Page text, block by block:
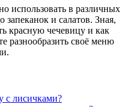
использовать в различных
и салатов. Зная,
красную чечевицу и как
разнообразить своё меню
с лисичками?